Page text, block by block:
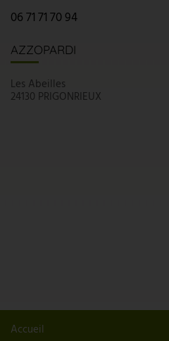
06 71 71 70 94
AZZOPARDI
Les Abeilles
24130 PRIGONRIEUX
Accueil